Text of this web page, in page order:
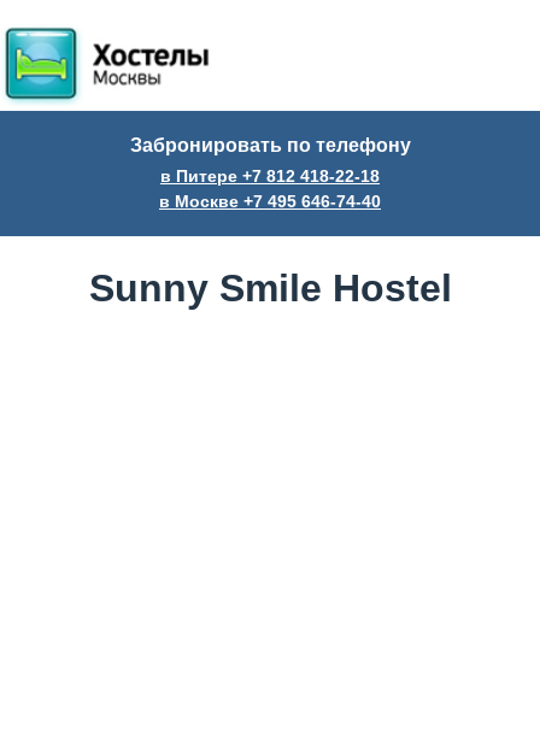
Забронировать по телефону
в Питере +7 812 418-22-18
в Москве +7 495 646-74-40
Sunny Smile Hostel